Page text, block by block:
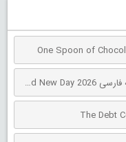
دانلود فیلم مرد عنکبوتی: روز کاملاً جدید دوبله فارسی Spider-Man: Brand New Day 2026